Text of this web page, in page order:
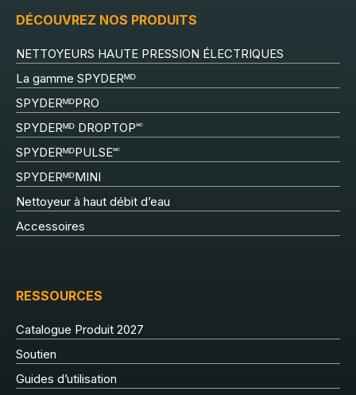
DÉCOUVREZ NOS PRODUITS
NETTOYEURS HAUTE PRESSION ÉLECTRIQUES
La gamme SPYDERᴹᴰ
SPYDERᴹᴰPRO
SPYDERᴹᴰ DROPTOP🅪
SPYDERᴹᴰPULSE🅪
SPYDERᴹᴰMINI
Nettoyeur à haut débit d’eau
Accessoires
RESSOURCES
Catalogue Produit 2027
Soutien
Guides d’utilisation